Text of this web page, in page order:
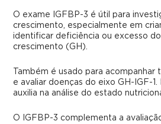
O exame IGFBP-3 é útil para
crescimento, especialmente em
identificar deficiência ou excesso
crescimento (GH).
Também é usado para
e avaliar doenças do eixo GH-IGF-1.
auxilia na análise do estado
O IGFBP-3 complementa a